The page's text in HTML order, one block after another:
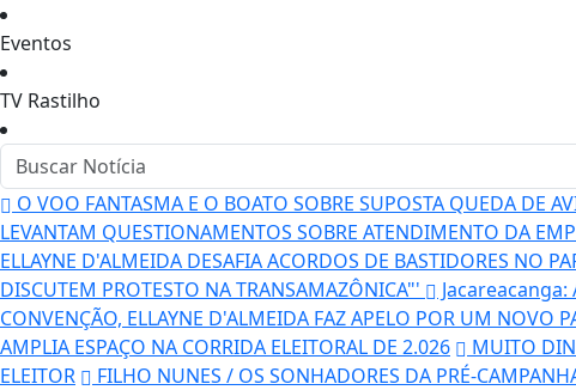
Eventos
TV Rastilho
O VOO FANTASMA E O BOATO SOBRE SUPOSTA QUEDA DE
LEVANTAM QUESTIONAMENTOS SOBRE ATENDIMENTO DA
ELLAYNE D'ALMEIDA DESAFIA ACORDOS DE BASTIDORES NO
DISCUTEM PROTESTO NA TRANSAMAZÔNICA"'
Jacareacanga:
CONVENÇÃO, ELLAYNE D'ALMEIDA FAZ APELO POR UM NOVO
AMPLIA ESPAÇO NA CORRIDA ELEITORAL DE 2.026
MUITO
ELEITOR
FILHO NUNES / OS SONHADORES DA PRÉ-